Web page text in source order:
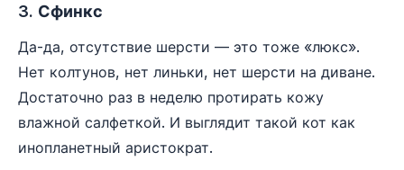
3. Сфинкс
Да-да, отсутствие шерсти — это тоже «люкс».
Нет колтунов, нет линьки, нет шерсти на диване.
Достаточно раз в неделю протирать кожу
влажной салфеткой. И выглядит такой кот как
инопланетный аристократ.